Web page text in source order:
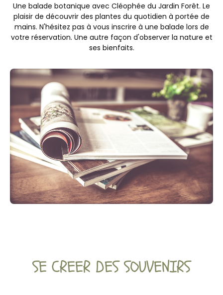
Une balade botanique avec Cléophée du Jardin Forêt. Le
plaisir de découvrir des plantes du quotidien à portée de
mains. N'hésitez pas à vous inscrire à une balade lors de
votre réservation. Une autre façon d'observer la nature et
ses bienfaits.
SE CREER DES SOUVENIRS